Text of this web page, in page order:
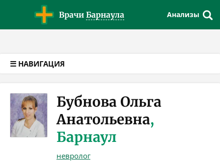
Врачи Барнаула Анализы
☰ НАВИГАЦИЯ
Бубнова Ольга
Анатольевна,
Барнаул
невролог